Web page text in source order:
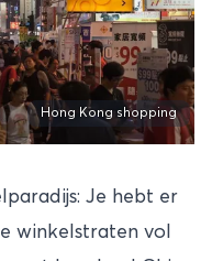
Hong Kong shopping
Je hebt er
winkelstraten vol